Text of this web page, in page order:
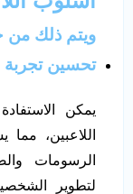
ويتم ذلك من
تحسين تجربة
يمكن
اللاعبين،
الرسومات
لتطوير